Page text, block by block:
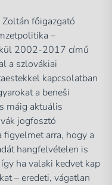
főigazgató
–
2002-2017 című
a szlovákiai
kapcsolatban
a beneši
máig aktuális
jogfosztó
figyelmet arra, hogy a
hangfelvételen is
ha valaki kedvet kap
– eredeti, vágatlan